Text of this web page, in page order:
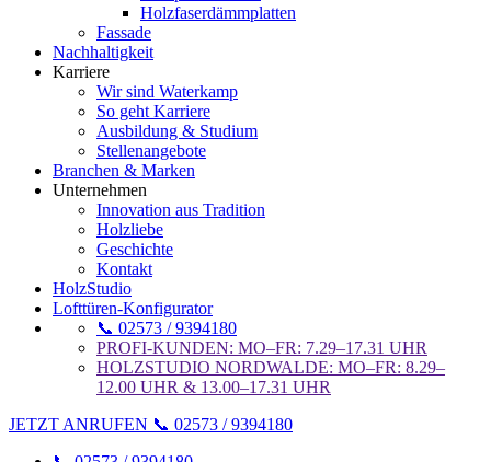
Holzfaserdämmplatten
Fassade
Nachhaltigkeit
Karriere
Wir sind Waterkamp
So geht Karriere
Ausbildung & Studium
Stellenangebote
Branchen & Marken
Unternehmen
Innovation aus Tradition
Holzliebe
Geschichte
Kontakt
HolzStudio
Lofttüren-Konfigurator
📞 02573 / 9394180
PROFI-KUNDEN: MO–FR: 7.29–17.31 UHR
HOLZSTUDIO NORDWALDE: MO–FR: 8.29–
12.00 UHR & 13.00–17.31 UHR
JETZT ANRUFEN 📞 02573 / 9394180